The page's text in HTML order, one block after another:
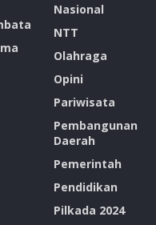
Nasional
NTT
Olahraga
Opini
Pariwisata
Pembangunan
Daerah
Pemerintah
Pendidikan
Pilkada 2024